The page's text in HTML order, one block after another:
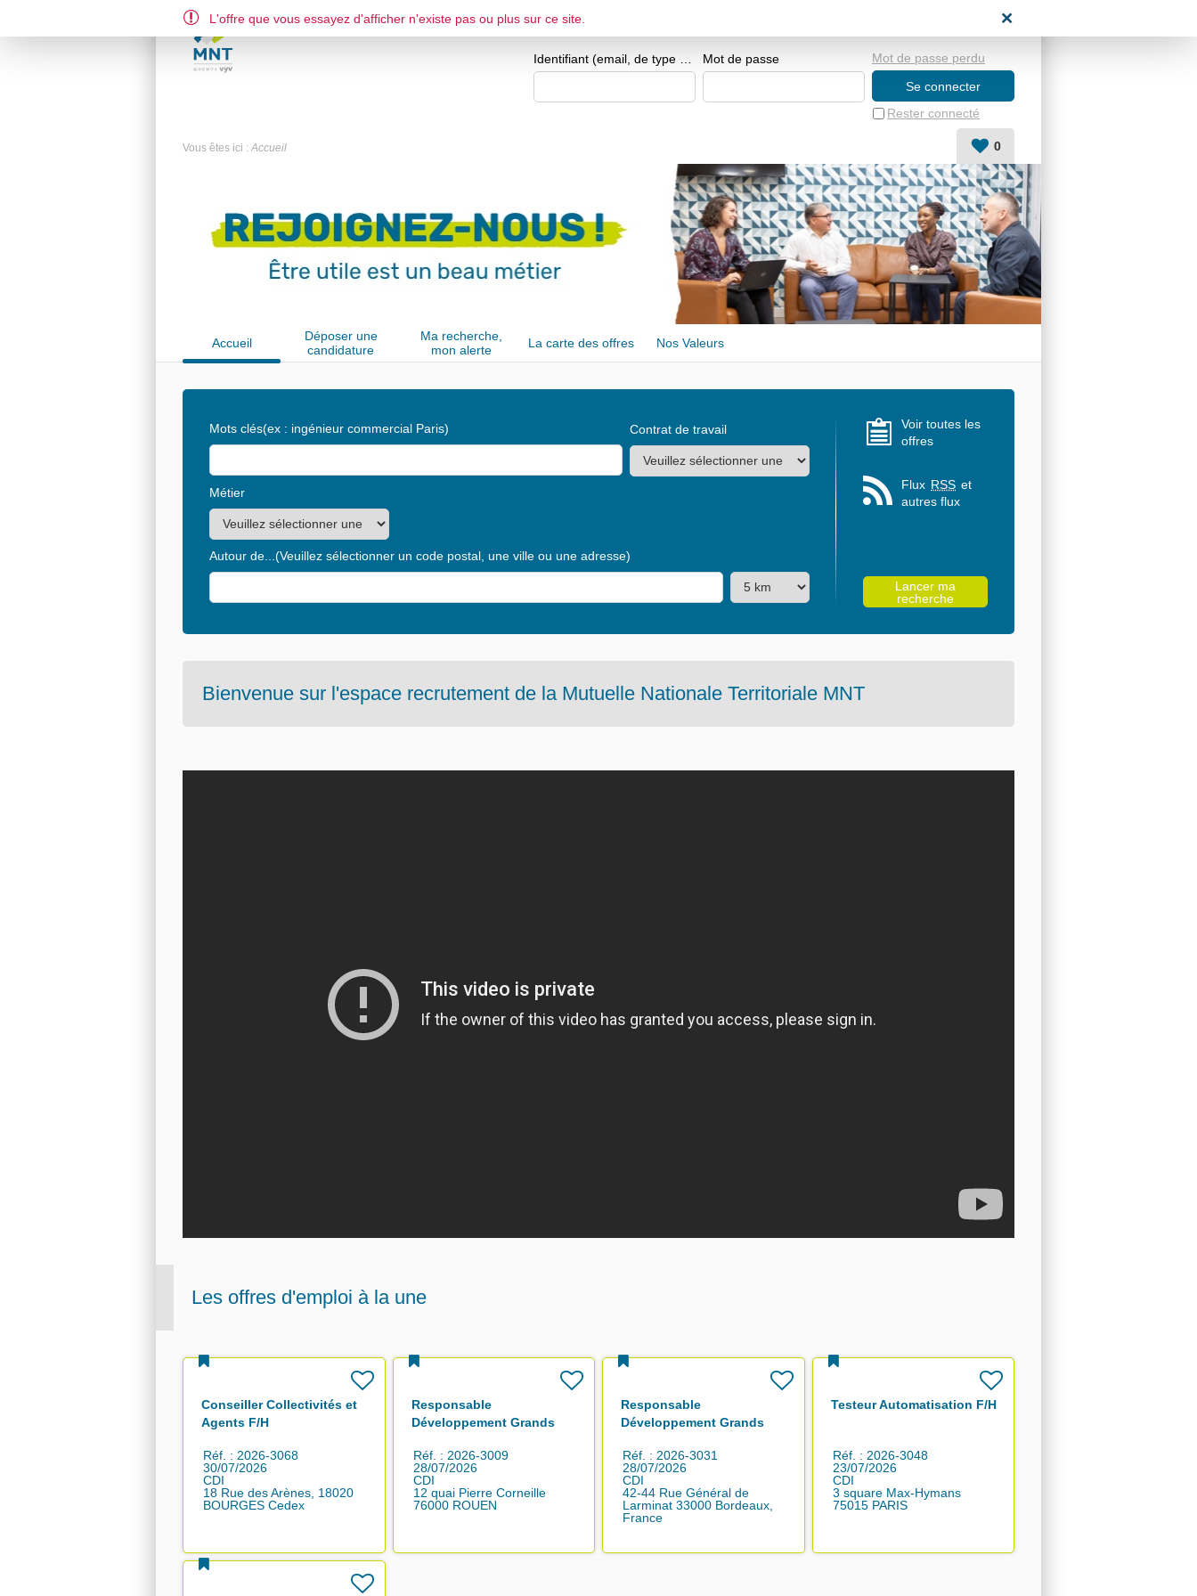
ESPACE CANDIDAT
Mot de passe
Rester connecté
Mot de passe perdu
Vous êtes ici : Accueil 0
Accueil
Déposer une
candidature
spontanée
Ma recherche,
mon alerte
La carte des offres Nos Valeurs
Mots clés(ex : ingénieur commercial Paris) Contrat de travail
Métier
Autour de... (Veuillez sélectionner un code postal, une ville ou une adresse)
Voir toutes les
offres
Flux RSS et
autres flux
L'offre que vous essayez d'afficher n'existe pas ou plus sur ce site.
Bienvenue sur l'espace recrutement de la Mutuelle Nationale Territoriale MNT
Les offres d'emploi à la une
Conseiller Collectivités et
Agents F/H
Réf. : 2026-3068
30/07/2026
CDI
18 Rue des Arènes, 18020
BOURGES Cedex
Responsable
Développement Grands
Réf. : 2026-3009
28/07/2026
CDI
12 quai Pierre Corneille
76000 ROUEN
Responsable
Développement Grands
Réf. : 2026-3031
28/07/2026
CDI
42-44 Rue Général de
Larminat 33000 Bordeaux,
France
Testeur Automatisation F/H
Réf. : 2026-3048
23/07/2026
CDI
3 square Max-Hymans
75015 PARIS